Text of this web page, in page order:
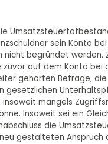
sein Konto
begründet
auf dem Konto
gehörten Beträge,
gesetzlichen
mangels
Insoweit sei ein
die
gestalteten Anspruch